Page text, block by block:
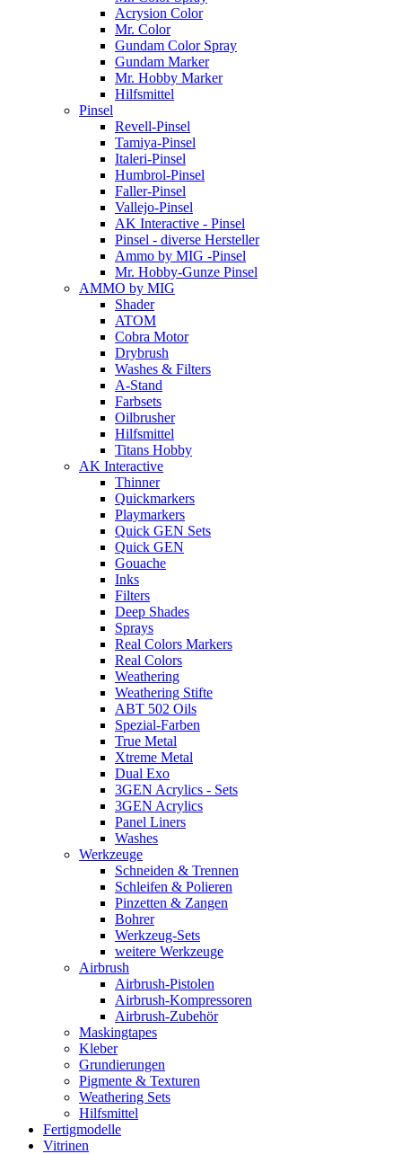
Acrysion Color
Mr. Color
Gundam Color Spray
Gundam Marker
Mr. Hobby Marker
Hilfsmittel
Pinsel
Revell-Pinsel
Tamiya-Pinsel
Italeri-Pinsel
Humbrol-Pinsel
Faller-Pinsel
Vallejo-Pinsel
AK Interactive - Pinsel
Pinsel - diverse Hersteller
Ammo by MIG -Pinsel
Mr. Hobby-Gunze Pinsel
AMMO by MIG
Shader
ATOM
Cobra Motor
Drybrush
Washes & Filters
A-Stand
Farbsets
Oilbrusher
Hilfsmittel
Titans Hobby
AK Interactive
Thinner
Quickmarkers
Playmarkers
Quick GEN Sets
Quick GEN
Gouache
Inks
Filters
Deep Shades
Sprays
Real Colors Markers
Real Colors
Weathering
Weathering Stifte
ABT 502 Oils
Spezial-Farben
True Metal
Xtreme Metal
Dual Exo
3GEN Acrylics - Sets
3GEN Acrylics
Panel Liners
Washes
Werkzeuge
Schneiden & Trennen
Schleifen & Polieren
Pinzetten & Zangen
Bohrer
Werkzeug-Sets
weitere Werkzeuge
Airbrush
Airbrush-Pistolen
Airbrush-Kompressoren
Airbrush-Zubehör
Maskingtapes
Kleber
Grundierungen
Pigmente & Texturen
Weathering Sets
Hilfsmittel
Fertigmodelle
Vitrinen